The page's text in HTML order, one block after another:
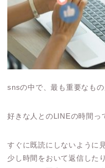
snsの中で、最も重要なも
好きな人とのLINEの時間っ
すぐに既読にしないように
少し時間をおいて返信した